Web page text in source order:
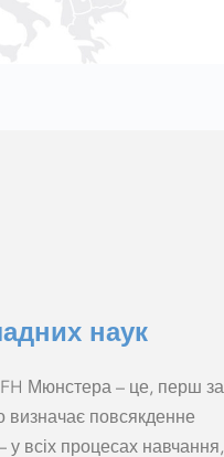
наук
FH Мюнстера – це, перш за
визначає повсякденне
у всіх процесах навчання,